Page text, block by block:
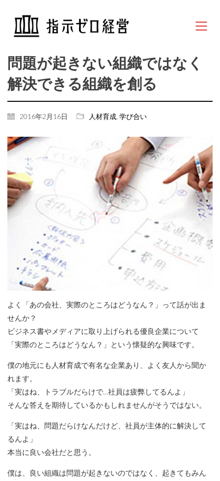
問題が起きない組織ではなく
解決できる組織を創る
2016年2月16日 人材育成 学び合い
よく「あの会社、実際のところはどうなん？」って話が出ま
せんか？
ビジネス書やメディアに取り上げられる優良企業について
「実際のところはどうなん？」という懐疑的な興味です。
僕の地元にも人材育成で有名な企業あり、よく友人から聞か
れます。
「実はね、トラブルだらけで…社員は疲弊してるんよ」
そんな答えを期待しているかもしれませんがそうではない。
「実はね、問題だらけなんだけど、社員が主体的に解決して
るんよ」
本当に良い会社だと思う。
僕は、良い組織は問題が起きないのではなく、起きてもみん